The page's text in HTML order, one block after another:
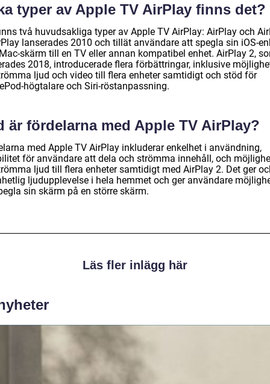
typer av Apple TV AirPlay finns det?
två huvudsakliga typer av Apple TV AirPlay: AirPlay och
lanserades 2010 och tillät användare att spegla sin iOS-
skärm till en TV eller annan kompatibel enhet. AirPlay 2,
2018, introducerade flera förbättringar, inklusive
ljud och video till flera enheter samtidigt och stöd för
högtalare och Siri-röstanpassning.
är fördelarna med Apple TV AirPlay?
med Apple TV AirPlay inkluderar enkelhet i användning,
för användare att dela och strömma innehåll, och
ljud till flera enheter samtidigt med AirPlay 2. Det ger
ljudupplevelse i hela hemmet och ger användare
sin skärm på en större skärm.
Läs fler inlägg här